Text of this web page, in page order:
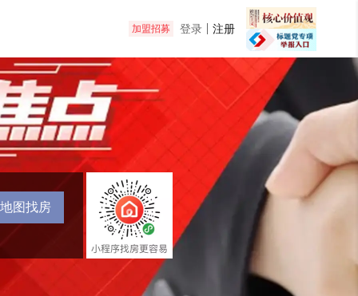
加盟招募 登录 注册
地图找房